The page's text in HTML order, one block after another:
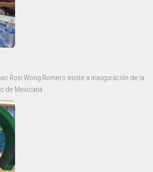
Rosi Wong Romero asiste a inauguración de la
de Mexicana